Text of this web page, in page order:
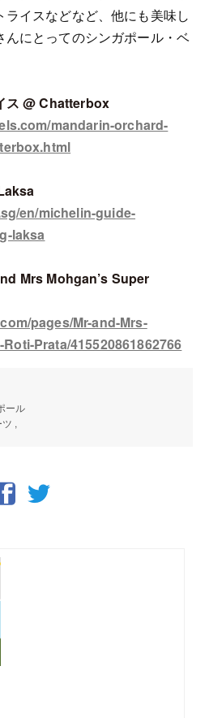
ライスなどなど、他にも美味し
んにとってのシンガポール・ベ
ス @ Chatterbox
mandarin-orchard-
en/michelin-guide-
laksa
Mrs Mohgan’s Super
pages/Mr-and-Mrs-
Prata/415520861862766
ール
,